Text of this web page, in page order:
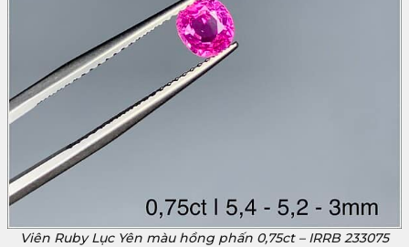
Viên Ruby Lục Yên màu hồng phấn 0,75ct – IRRB 233075